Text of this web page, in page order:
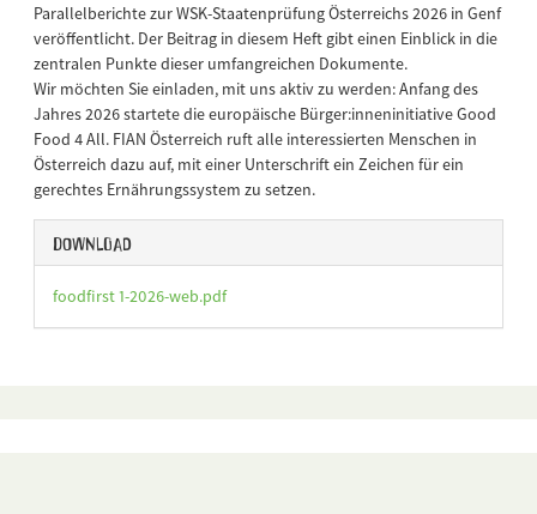
Parallelberichte zur WSK-Staatenprüfung Österreichs 2026 in Genf
veröffentlicht. Der Beitrag in diesem Heft gibt einen Einblick in die
zentralen Punkte dieser umfangreichen Dokumente.
Wir möchten Sie einladen, mit uns aktiv zu werden: Anfang des
Jahres 2026 startete die europäische Bürger:inneninitiative Good
Food 4 All. FIAN Österreich ruft alle interessierten Menschen in
Österreich dazu auf, mit einer Unterschrift ein Zeichen für ein
gerechtes Ernährungssystem zu setzen.
Download
foodfirst 1-2026-web.pdf